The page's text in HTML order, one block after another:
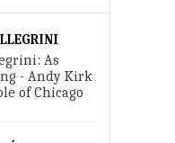
As
- Andy Kirk
of Chicago